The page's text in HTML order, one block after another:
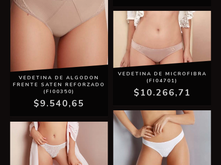
VEDETINA DE ALGODON
FRENTE SATEN REFORZADO
(FI00350)
$9.540,65
VEDETINA DE MICROFIBRA
(FI04701)
$10.266,71